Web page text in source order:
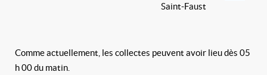
Saint-Faust
Comme actuellement, les collectes peuvent avoir lieu dès 05
h 00 du matin.